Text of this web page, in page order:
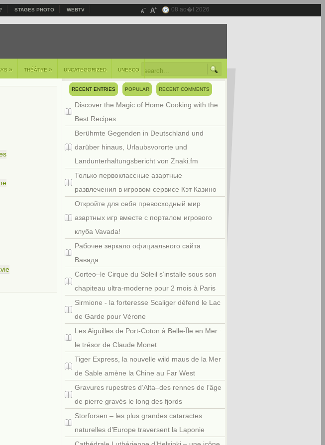
STAGES PHOTO WEBTV 08 ao�t 2026
» THÉÂTRE » UNCATEGORIZED UNESCO
RECENT ENTRIES POPULAR RECENT COMMENTS
Discover the Magic of Home Cooking with the
Best Recipes
Berühmte Gegenden in Deutschland und
darüber hinaus, Urlaubsvororte und
Landunterhaltungsbericht von Znaki.fm
Только первоклассные азартные
развлечения в игровом сервисе Кэт Казино
Откройте для себя превосходный мир
азартных игр вместе с порталом игрового
клуба Vavada!
Рабочее зеркало официального сайта
Вавада
Corteo–le Cirque du Soleil s’installe sous son
chapiteau ultra-moderne pour 2 mois à Paris
Sirmione - la forteresse Scaliger défend le Lac
de Garde pour Vérone
Les Aiguilles de Port-Coton à Belle-Île en Mer :
le trésor de Claude Monet
Tiger Express, la nouvelle wild maus de la Mer
de Sable amène la Chine au Far West
Gravures rupestres d’Alta–des rennes de l’âge
de pierre gravés le long des fjords
Storforsen – les plus grandes cataractes
naturelles d’Europe traversent la Laponie